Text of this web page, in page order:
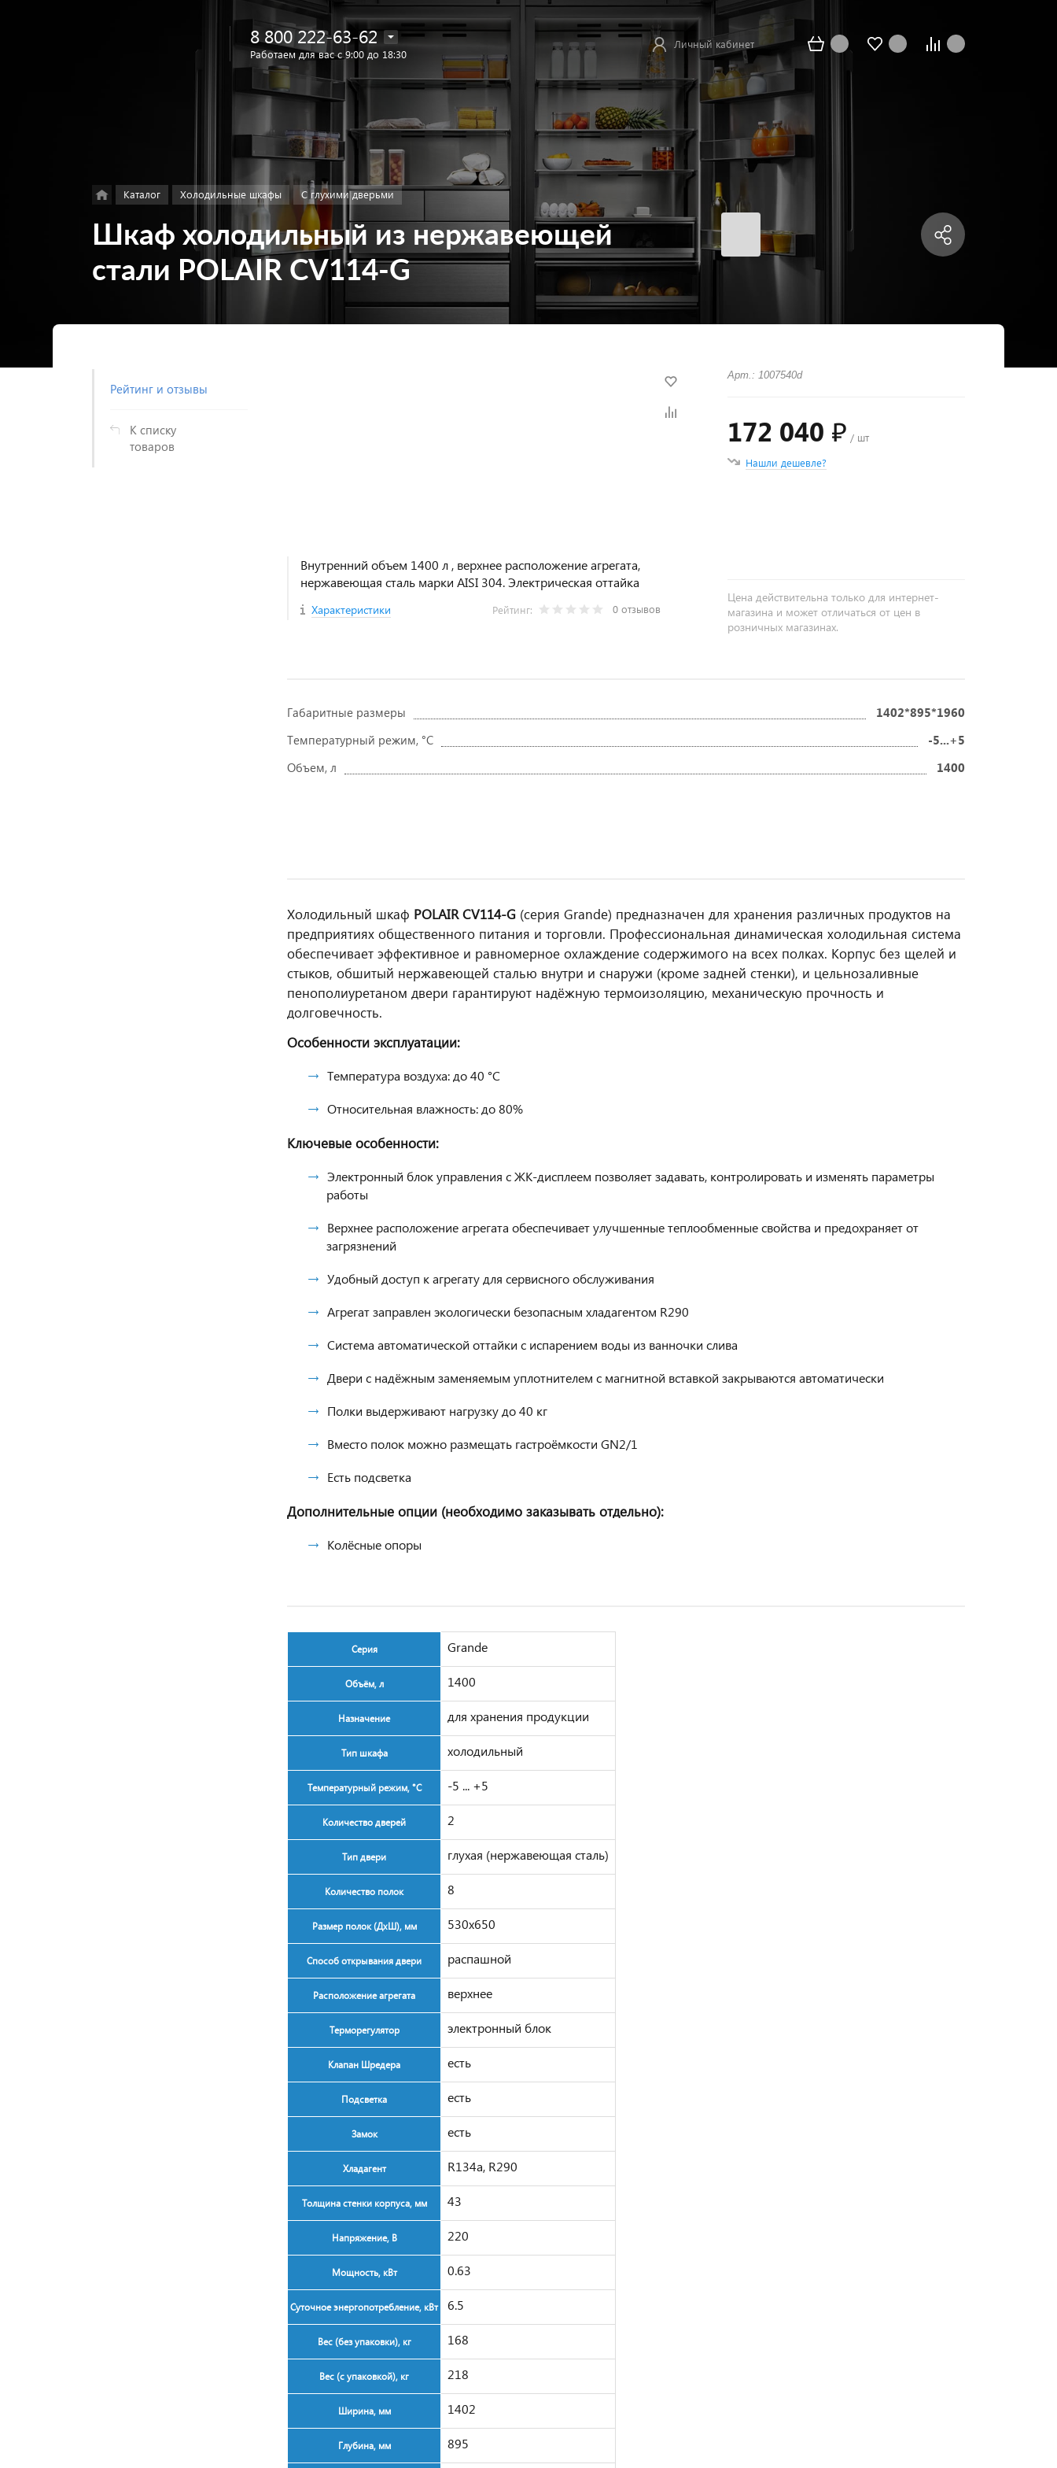
8 800 222-63-62
Работаем для вас с 9:00 до 18:30
Личный кабинет
Каталог Холодильные шкафы С глухими дверьми
Шкаф холодильный из нержавеющей
стали POLAIR CV114-G
Рейтинг и отзывы
К списку
товаров
Внутренний объем 1400 л , верхнее расположение агрегата,
нержавеющая сталь марки AISI 304. Электрическая оттайка
Характеристики Рейтинг: 0 отзывов
Арт.: 1007540d
172 040 ₽ / шт
Нашли дешевле?
Цена действительна только для интернет-
магазина и может отличаться от цен в
розничных магазинах.
Габаритные размеры
1402*895*1960
Температурный режим, °C
-5...+5
Объем, л
1400
Холодильный шкаф POLAIR CV114‑G (серия Grande) предназначен для хранения различных продуктов на
предприятиях общественного питания и торговли. Профессиональная динамическая холодильная система
обеспечивает эффективное и равномерное охлаждение содержимого на всех полках. Корпус без щелей и
стыков, обшитый нержавеющей сталью внутри и снаружи (кроме задней стенки), и цельнозаливные
пенополиуретаном двери гарантируют надёжную термоизоляцию, механическую прочность и
долговечность.
Особенности эксплуатации:
Температура воздуха: до 40 °С
Относительная влажность: до 80%
Ключевые особенности:
Электронный блок управления с ЖК‑дисплеем позволяет задавать, контролировать и изменять параметры
работы
Верхнее расположение агрегата обеспечивает улучшенные теплообменные свойства и предохраняет от
загрязнений
Удобный доступ к агрегату для сервисного обслуживания
Агрегат заправлен экологически безопасным хладагентом R290
Система автоматической оттайки с испарением воды из ванночки слива
Двери с надёжным заменяемым уплотнителем с магнитной вставкой закрываются автоматически
Полки выдерживают нагрузку до 40 кг
Вместо полок можно размещать гастроёмкости GN2/1
Есть подсветка
Дополнительные опции (необходимо заказывать отдельно):
Колёсные опоры
Серия Grande
Объём, л 1400
Назначение для хранения продукции
Тип шкафа холодильный
Температурный режим, °C -5 ... +5
Количество дверей 2
Тип двери глухая (нержавеющая сталь)
Количество полок 8
Размер полок (ДxШ), мм 530x650
Способ открывания двери распашной
Расположение агрегата верхнее
Терморегулятор электронный блок
Клапан Шредера есть
Подсветка есть
Замок есть
Хладагент R134a, R290
Толщина стенки корпуса, мм 43
Напряжение, В 220
Мощность, кВт 0.63
Суточное энергопотребление, кВт 6.5
Вес (без упаковки), кг 168
Вес (с упаковкой), кг 218
Ширина, мм 1402
Глубина, мм 895